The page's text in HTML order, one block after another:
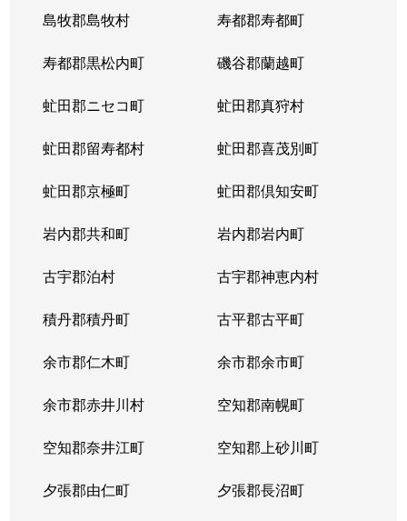
島牧郡島牧村 寿都郡寿都町
寿都郡黒松内町 磯谷郡蘭越町
虻田郡ニセコ町 虻田郡真狩村
虻田郡留寿都村 虻田郡喜茂別町
虻田郡京極町 虻田郡倶知安町
岩内郡共和町 岩内郡岩内町
古宇郡泊村 古宇郡神恵内村
積丹郡積丹町 古平郡古平町
余市郡仁木町 余市郡余市町
余市郡赤井川村 空知郡南幌町
空知郡奈井江町 空知郡上砂川町
夕張郡由仁町 夕張郡長沼町